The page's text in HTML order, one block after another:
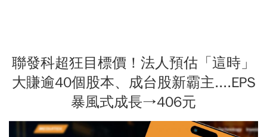
聯發科超狂目標價！法人預估「這時」
大賺逾40個股本、成台股新霸主....EPS
暴風式成長→406元